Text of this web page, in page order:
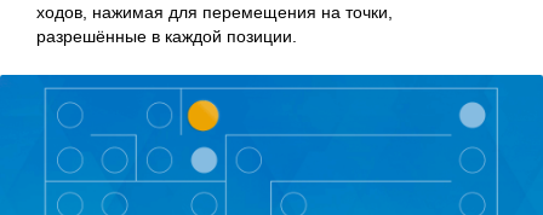
ходов, нажимая для перемещения на точки,
разрешённые в каждой позиции.